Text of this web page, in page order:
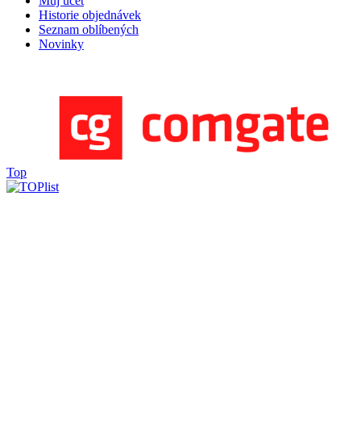
Historie objednávek
Seznam oblíbených
Novinky
Top